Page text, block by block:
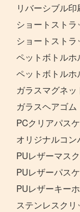
リバーシブル
ショートスト
ショートストラ
ペットボトルホ
ペットボトルホ
ガラスマグネッ
ガラスヘアゴム
PCクリアパス
オリジナルコ
PUレザーマス
PUレザーパス
PUレザーキー
ステンレスクリ